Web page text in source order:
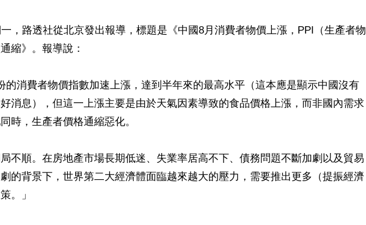
，路透社從北京發出報導，標題是《中國8月消費者物價上漲，PPI（生產者物
縮》。報導說：
的消費者物價指數加速上漲，達到半年來的最高水平（這本應是顯示中國沒有
消息），但這一上漲主要是由於天氣因素導致的食品價格上漲，而非國內需求
時，生產者價格通縮惡化。
局不順。在房地產市場長期低迷、失業率居高不下、債務問題不斷加劇以及貿易
的背景下，世界第二大經濟體面臨越來越大的壓力，需要推出更多（提振經濟
。」